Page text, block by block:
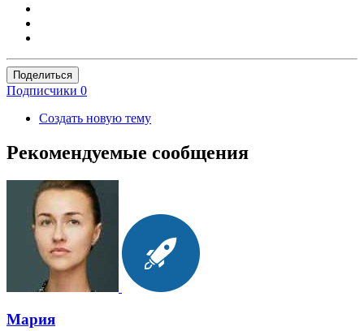
Поделиться
Подписчики 0
Создать новую тему
Рекомендуемые сообщения
Мария